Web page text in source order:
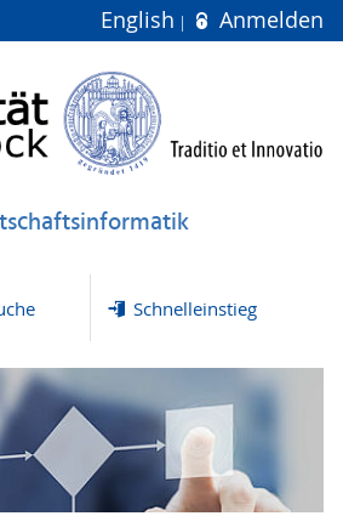
English Anmelden
Schnelleinstieg